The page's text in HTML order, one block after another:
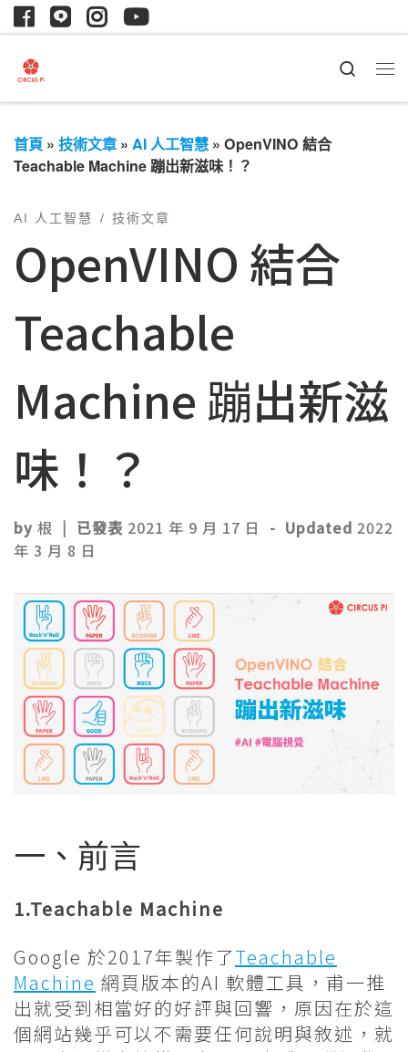
Search
首頁 » 技術文章 » AI 人工智慧 » OpenVINO 結合
Teachable Machine 蹦出新滋味！？
AI 人工智慧 技術文章
OpenVINO 結合
Teachable
Machine 蹦出新滋
味！？
by 根 | 已發表 2021 年 9 月 17 日 - Updated 2022
年 3 月 8 日
一、前言
1.Teachable Machine
Google 於2017年製作了Teachable
Machine 網頁版本的AI 軟體工具，甫一推
出就受到相當好的好評與回響，原因在於這
個網站幾乎可以不需要任何說明與敘述，就